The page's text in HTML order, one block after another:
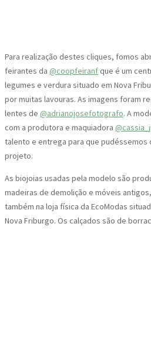
Para realização destes cliques, fomos
feirantes da @coopfeiranfque é um
legumes e verdura situado em Nova
por muitas lavouras. As imagens foram
lentes de @adrianojosefotografo. A
com a produtora e maquiadora
talento e entrega para que pudéssemos
projeto.
As biojoias usadas pela modelo são
madeiras de demolição e móveis
também na loja física da EcoModas
Nova Friburgo. Os calçados são de